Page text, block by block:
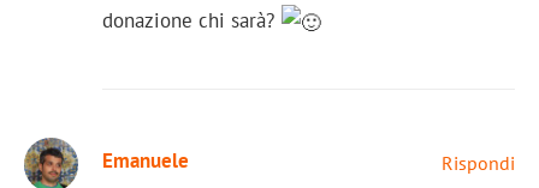
donazione chi sarà?
Emanuele Rispondi